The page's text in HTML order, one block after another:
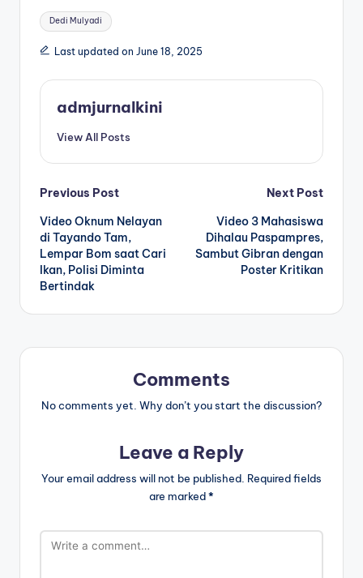
Tags:
Dedi Mulyadi
Last updated on June 18, 2025
admjurnalkini
View All Posts
Post
navigation
Previous Post
Video Oknum Nelayan
di Tayando Tam,
Lempar Bom saat Cari
Ikan, Polisi Diminta
Bertindak
Next Post
Video 3 Mahasiswa
Dihalau Paspampres,
Sambut Gibran dengan
Poster Kritikan
Comments
No comments yet. Why don’t you start the discussion?
Leave a Reply
Your email address will not be published. Required fields
are marked*